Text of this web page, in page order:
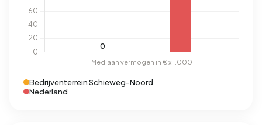
Bedrijventerrein Schieweg-Noord
Nederland